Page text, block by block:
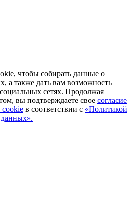
чтобы собирать данные о
а также дать вам возможность
сетях. Продолжая
вы подтверждаете свое согласие
cookie в соответствии с «Политикой
данных».